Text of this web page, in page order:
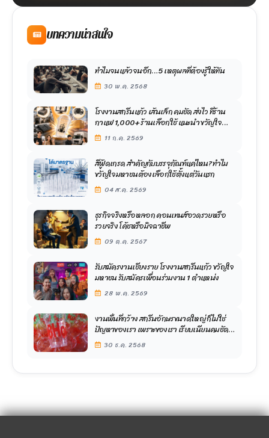
บทความน่าสนใจ
ทำไมจนแล้วจนอีก…5 เหตุผลที่ต้องรู้ให้ทัน
30 พ.ค. 2568
โรงงานสกรีนแก้ว เส้นเล็ก คมชัด ส่งไว ที่ร้าน
กาแฟ 1,000+ ร้านเลือกใช้ แนะนำ ขวัญใจ
มหาชน11 ก.ค. 2569
สีฟู้ดเกรด สำคัญกับบรรจุภัณฑ์แค่ไหน? ทำไม
ขวัญใจมหาชนต้องเลือกใช้ตั้งแต่วันแรก
04 ส.ค. 2569
ธุรกิจจริงหรือหลอก คอนเทนส์อวดรวยหรือ
รวยจริง โค้ชหรือมิจฉาชีพ
09 ต.ค. 2567
รับสมัครงานเชียงราย โรงงานสกรีนแก้ว ขวัญใจ
มหาชน รับสมัครเพื่อนร่วมงาน 1 ตำแหน่ง
28 พ.ค. 2569
งานพื้นที่กว้าง สกรีนอักษรขนาดใหญ่ ก็ไม่ใช่
ปัญหาของเรา เพราะของเรา เรียบเนียนคมชัด
ทุกใบ30 ธ.ค. 2568